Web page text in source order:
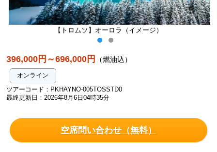
【トロムソ】オーロラ（イメージ）
396,000円～696,000円 （燃油込）
オンライン
ツアーコード：PKHAYNO-005TOSSTD0
最終更新日：2026年8月6日04時35分
空席問い合わせ（無料）